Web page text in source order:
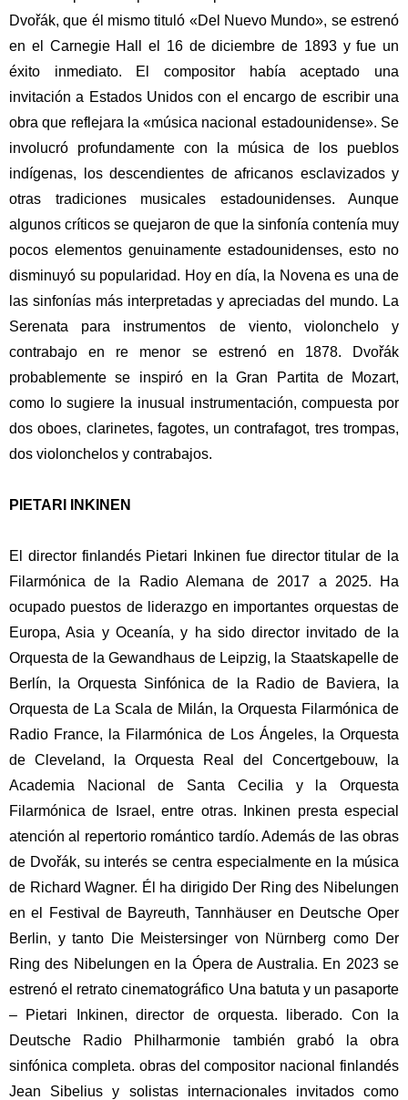
Dvořák, que él mismo tituló «Del Nuevo Mundo», se estrenó
en el Carnegie Hall el 16 de diciembre de 1893 y fue un
éxito inmediato.
El compositor había aceptado una
invitación a Estados Unidos con el encargo de escribir una
obra que reflejara la «música nacional estadounidense». Se
involucró profundamente con la música de los pueblos
indígenas, los descendientes de africanos esclavizados y
otras tradiciones musicales estadounidenses.
Aunque
algunos críticos se quejaron de que la sinfonía contenía muy
pocos elementos genuinamente estadounidenses, esto no
disminuyó su popularidad. Hoy en día, la Novena es una de
las sinfonías más interpretadas y apreciadas del mundo. La
Serenata para instrumentos de viento, violonchelo y
contrabajo en re menor se estrenó en 1878. Dvořák
probablemente se inspiró en la Gran Partita de Mozart,
como lo sugiere la inusual instrumentación, compuesta por
dos oboes, clarinetes, fagotes, un contrafagot, tres trompas,
dos violonchelos y contrabajos.
PIETARI INKINEN
El director finlandés Pietari Inkinen fue director titular de la
Filarmónica de la Radio Alemana de 2017 a 2025. Ha
ocupado puestos de liderazgo en importantes orquestas de
Europa, Asia y Oceanía, y ha sido director invitado de la
Orquesta de la Gewandhaus de Leipzig, la Staatskapelle de
Berlín, la Orquesta Sinfónica de la Radio de Baviera, la
Orquesta de La Scala de Milán, la Orquesta Filarmónica de
Radio France, la Filarmónica de Los Ángeles, la Orquesta
de Cleveland, la Orquesta Real del Concertgebouw, la
Academia Nacional de Santa Cecilia y la Orquesta
Filarmónica de Israel, entre otras. Inkinen presta especial
atención al repertorio romántico tardío. Además de las obras
de Dvořák, su interés se centra especialmente en la música
de Richard Wagner. Él
ha dirigido Der Ring des Nibelungen
en el Festival de Bayreuth, Tannhäuser en Deutsche Oper
Berlin, y tanto Die Meistersinger von Nürnberg como Der
Ring des Nibelungen en la Ópera de Australia. En 2023 se
estrenó el retrato cinematográfico Una batuta y un pasaporte
– Pietari Inkinen, director de orquesta. liberado. Con la
Deutsche Radio Philharmonie también grabó la obra
sinfónica completa. obras del compositor nacional finlandés
Jean Sibelius y solistas internacionales invitadoscomo